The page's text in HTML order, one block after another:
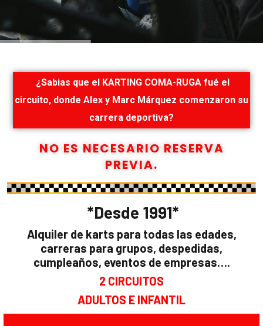
¿Sabias que el KARTING COMA-RUGA fué el
circuito, donde Alex y Marc Márquez comenzaron su
carrera deportiva?
NO ES NECESARIO RESERVA
PREVIA.
*Desde 1991*
Alquiler de karts para todas las edades,
carreras para grupos, despedidas,
cumpleaños, eventos de empresas….
2 CIRCUITOS
ADULTOS E INFANTIL